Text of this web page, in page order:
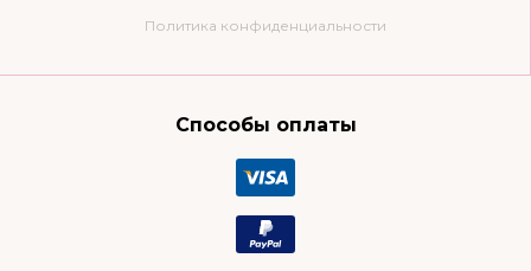
Политика конфиденциальности
Способы оплаты